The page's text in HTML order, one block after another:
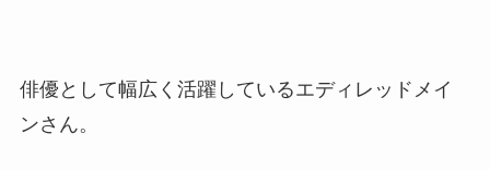
俳優として幅広く活躍しているエディレッドメイ
ンさん。